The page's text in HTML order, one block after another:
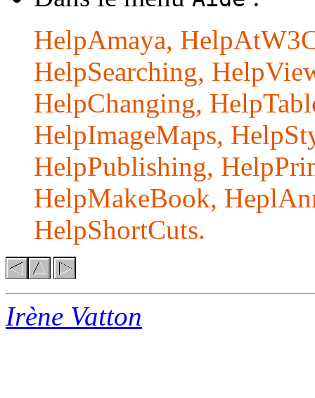
HelpAmaya,
HelpSearching,
HelpChanging,
HelpImageMaps,
HelpPublishing,
HelpMakeBook,
HelpShortCuts.
Irène Vatton